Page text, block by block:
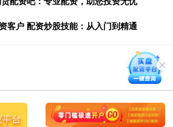
客户 配资炒股技能：从入门到精通